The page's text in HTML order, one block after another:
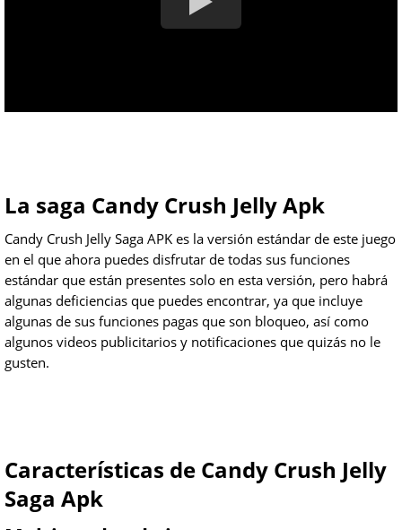
La saga Candy Crush Jelly Apk
Candy Crush Jelly Saga APK es la versión estándar de este juego
en el que ahora puedes disfrutar de todas sus funciones
estándar que están presentes solo en esta versión, pero habrá
algunas deficiencias que puedes encontrar, ya que incluye
algunas de sus funciones pagas que son bloqueo, así como
algunos videos publicitarios y notificaciones que quizás no le
gusten.
Características de Candy Crush Jelly
Saga Apk